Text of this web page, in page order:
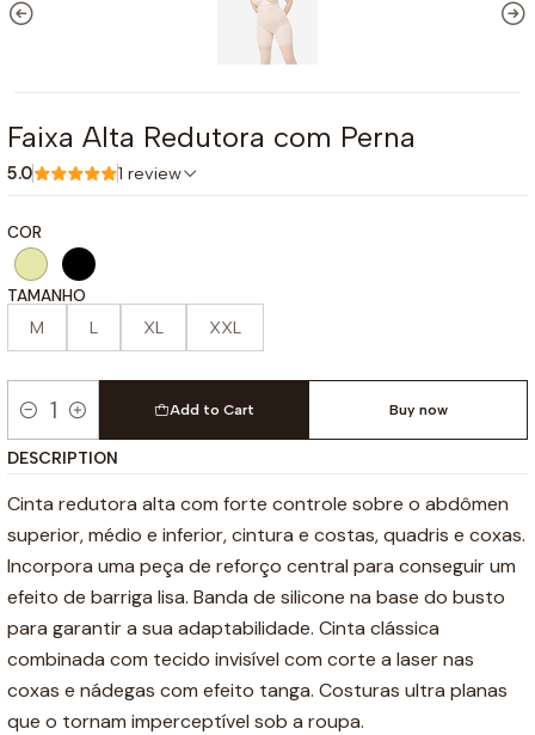
Faixa Alta Redutora com Perna
5.0 1 review
COR
TAMANHO
M L XL XXL
Quantity
Add to Cart Buy now
DESCRIPTION
Cinta redutora alta com forte controle sobre o abdômen
superior, médio e inferior, cintura e costas, quadris e coxas.
Incorpora uma peça de reforço central para conseguir um
efeito de barriga lisa. Banda de silicone na base do busto
para garantir a sua adaptabilidade. Cinta clássica
combinada com tecido invisível com corte a laser nas
coxas e nádegas com efeito tanga. Costuras ultra planas
que o tornam imperceptível sob a roupa.